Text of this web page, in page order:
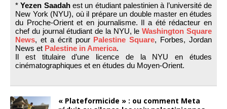
*Yezen Saadahest un étudiant palestinien à l’université de
New York (NYU), où il prépare un double master en études
du Proche-Orient et en journalisme. Il a été rédacteur en
chef du journal étudiant de la NYU, leWashington Square
News, et a écrit pour Palestine Square, Forbes, Jordan
News et Palestine in America.
Il est titulaire d’une licence de la NYU en études
cinématographiques et en études du Moyen-Orient.
« Plateformicide » : ou comment Meta